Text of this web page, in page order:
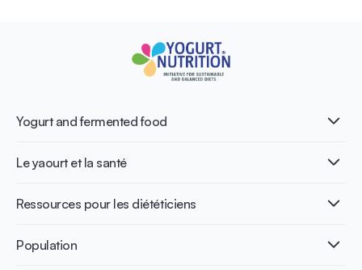
Yogurt and fermented food
Qu’est-ce que le yaourt ?
Nutri-dense food
Le yaourt et la santé
Healthy Diets & Lifestyle
Santé intestinale
Santé osseuse
Ressources pour les diététiciens
Publications
Infographics
Population